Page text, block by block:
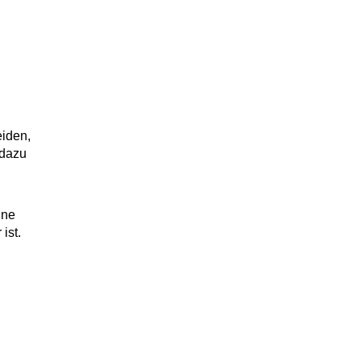
ist.